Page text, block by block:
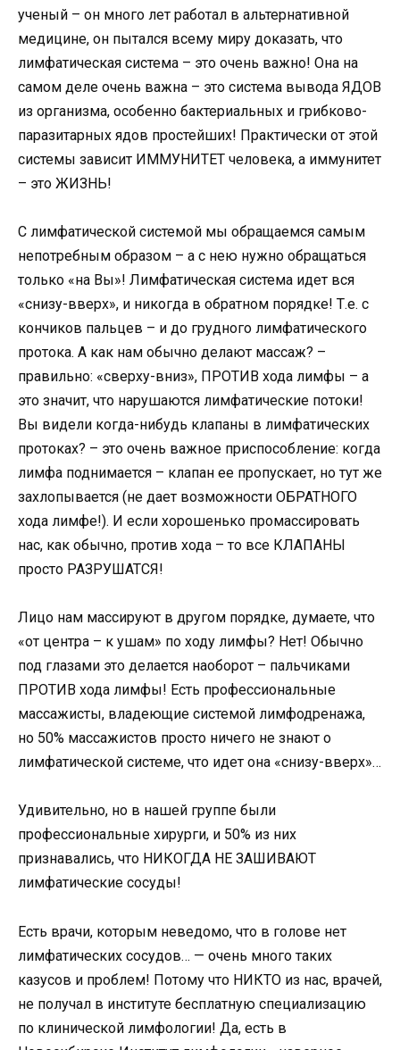
ученый – он много лет работал в альтернативной
медицине, он пытался всему миру доказать, что
лимфатическая система – это очень важно! Она на
самом деле очень важна – это система вывода ЯДОВ
из организма, особенно бактериальных и грибково-
паразитарных ядов простейших! Практически от этой
системы зависит ИММУНИТЕТ человека, а иммунитет
– это ЖИЗНЬ!
С лимфатической системой мы обращаемся самым
непотребным образом – а с нею нужно обращаться
только «на Вы»! Лимфатическая система идет вся
«снизу-вверх», и никогда в обратном порядке! Т.е. с
кончиков пальцев – и до грудного лимфатического
протока. А как нам обычно делают массаж? –
правильно: «сверху-вниз», ПРОТИВ хода лимфы – а
это значит, что нарушаются лимфатические потоки!
Вы видели когда-нибудь клапаны в лимфатических
протоках? – это очень важное приспособление: когда
лимфа поднимается – клапан ее пропускает, но тут же
захлопывается (не дает возможности ОБРАТНОГО
хода лимфе!). И если хорошенько промассировать
нас, как обычно, против хода – то все КЛАПАНЫ
просто РАЗРУШАТСЯ!
Лицо нам массируют в другом порядке, думаете, что
«от центра – к ушам» по ходу лимфы? Нет! Обычно
под глазами это делается наоборот – пальчиками
ПРОТИВ хода лимфы! Есть профессиональные
массажисты, владеющие системой лимфодренажа,
но 50% массажистов просто ничего не знают о
лимфатической системе, что идет она «снизу-вверх»…
Удивительно, но в нашей группе были
профессиональные хирурги, и 50% из них
признавались, что НИКОГДА НЕ ЗАШИВАЮТ
лимфатические сосуды!
Есть врачи, которым неведомо, что в голове нет
лимфатических сосудов… — очень много таких
казусов и проблем! Потому что НИКТО из нас, врачей,
не получал в институте бесплатную специализацию
по клинической лимфологии! Да, есть в